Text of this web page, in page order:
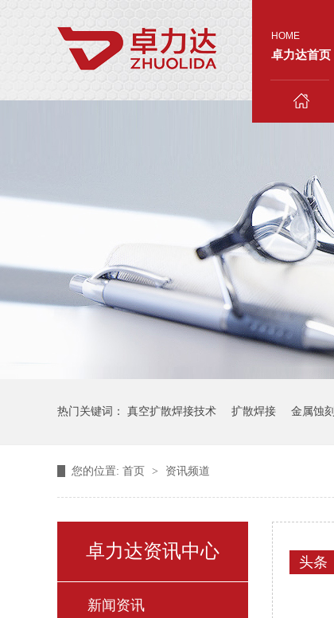
HOME
卓力达首页
热门关键词： 真空扩散焊接技术 扩散焊接 金属蚀刻
您的位置: 首页 > 资讯频道
卓力达资讯中心
新闻资讯
头条